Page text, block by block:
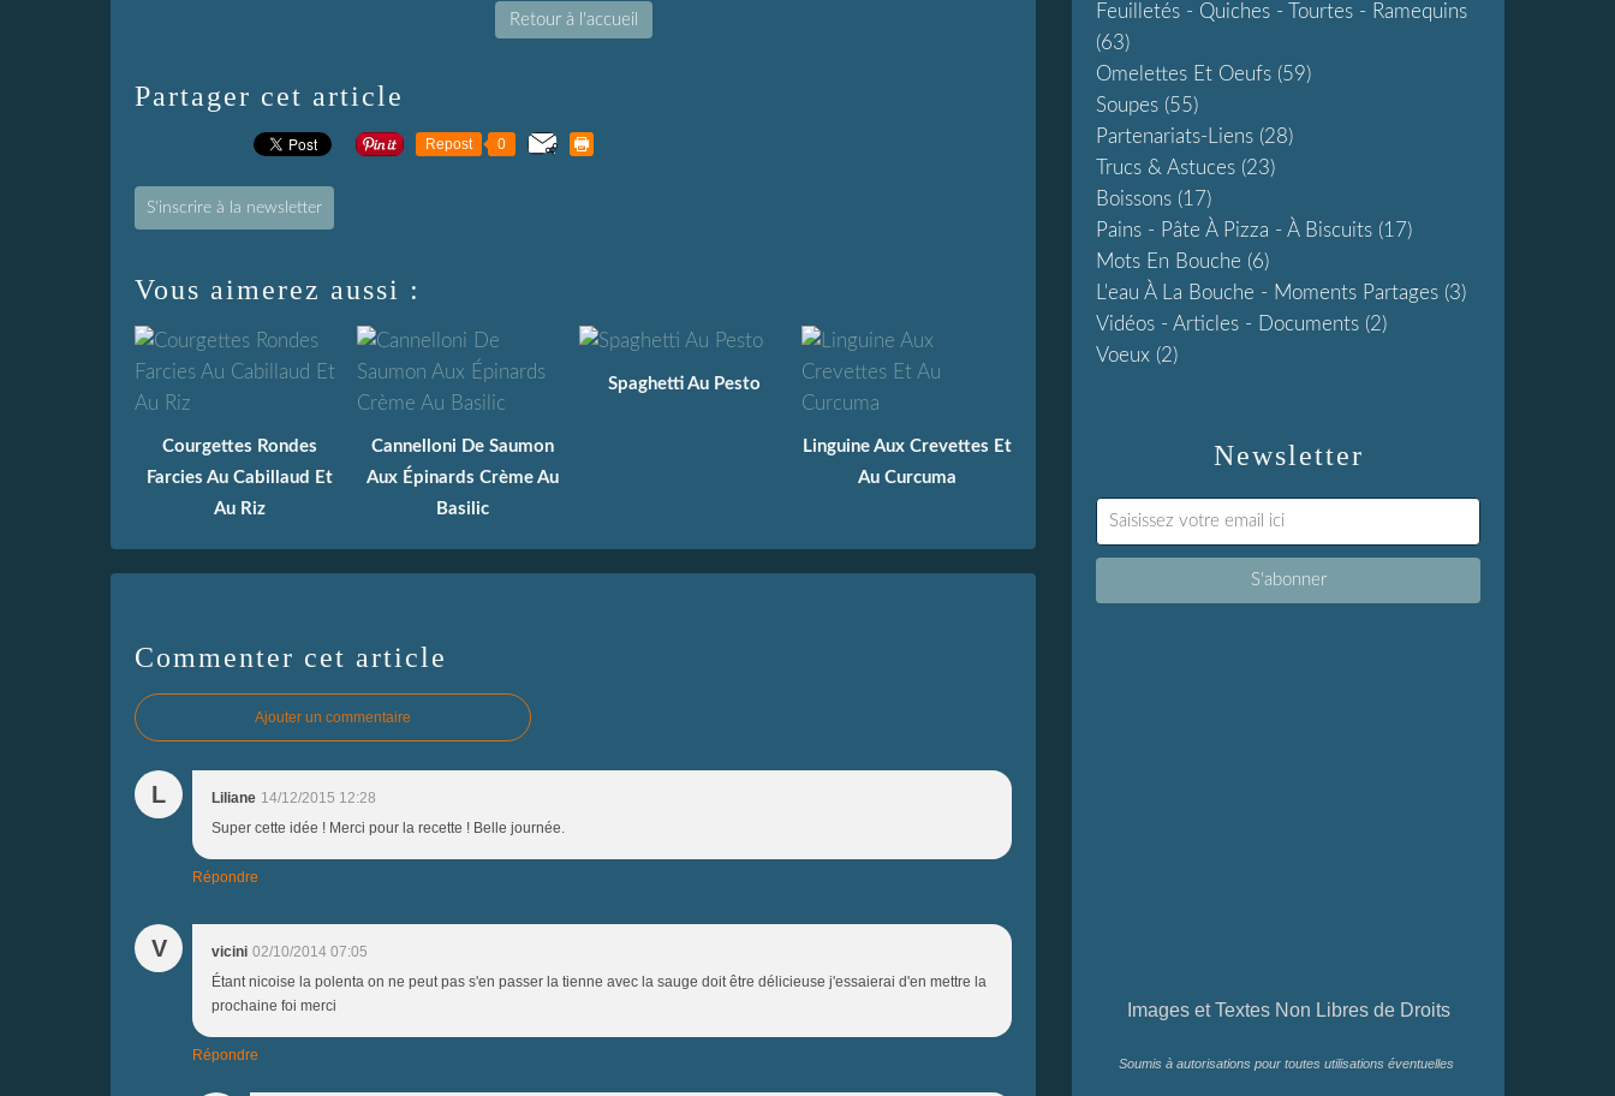
Retour à l'accueil
Partager cet article
Repost 0
S'inscrire à la newsletter
Vous aimerez aussi :
Courgettes Rondes
Farcies Au Cabillaud Et
Au Riz
Cannelloni De Saumon
Aux Épinards Crème Au
Basilic
Spaghetti Au Pesto
Linguine Aux Crevettes Et
Au Curcuma
Commenter cet article
Ajouter un commentaire
L Liliane 14/12/2015 12:28
Super cette idée ! Merci pour la recette ! Belle journée.
Répondre
V vicini 02/10/2014 07:05
Étant nicoise la polenta on ne peut pas s'en passer la tienne avec la sauge doit être délicieuse j'essaierai d'en mettre la
prochaine foi merci
Répondre
Newsletter
Feuilletés - Quiches - Tourtes - Ramequins
(63)
Omelettes Et Oeufs (59)
Soupes (55)
Partenariats-Liens (28)
Trucs & Astuces (23)
Boissons (17)
Pains - Pâte À Pizza - À Biscuits (17)
Mots En Bouche (6)
L'eau À La Bouche - Moments Partages (3)
Vidéos - Articles - Documents (2)
Voeux (2)
Images et Textes Non Libres de Droits
Soumis à autorisations pour toutes utilisations éventuelles